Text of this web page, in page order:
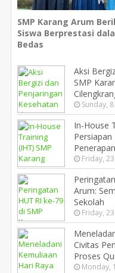
SMP Karang Arum
Siswa Berprestasi
Bedas
Aksi
SMP
Sunday,
In-House
Friday,
Arum:
Sekolah
Friday,
Civitas
Proses
Monday,